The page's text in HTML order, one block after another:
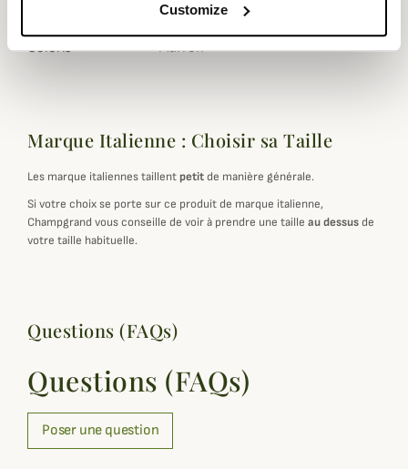
Customize
Homme
Coloris Marron
Marque Italienne : Choisir sa Taille
Les marque italiennes taillentpetitde manière générale.
Si votre choix se porte sur ce produit de marque italienne,
Champgrand vous conseille de voir à prendre une taille au dessusde
votre taille habituelle.
Questions (FAQs)
Questions (FAQs)
Poser une question